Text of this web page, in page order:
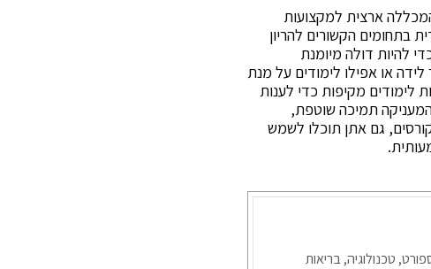
ארצית למקצועות
בתחומים הקשורים להריון
להיות דולה מיומנת
או אפילו לימודים על מנת
לימודים מקיפות כדי לענות
תמיכה שוטפת,
גם אתן תוכלו לשמש
טכנולוגיה, בריאות